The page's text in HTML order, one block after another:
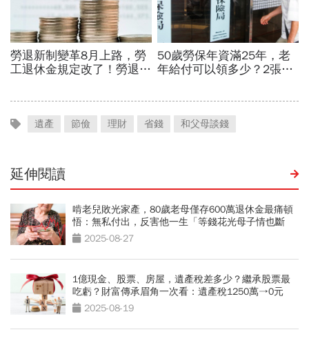
遺產 節儉 理財 省錢 和父母談錢
延伸閱讀
啃老兒敗光家產，80歲老母僅存600萬退休金最痛頓
悟：無私付出，反害他一生「等錢花光母子情也斷
了」2025-08-27
1億現金、股票、房屋，遺產稅差多少？繼承股票最
吃虧？財富傳承眉角一次看：遺產稅1250萬→0元
2025-08-19